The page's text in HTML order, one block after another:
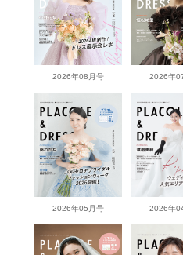
2026年08月号 2026年
2026年05月号 2026年